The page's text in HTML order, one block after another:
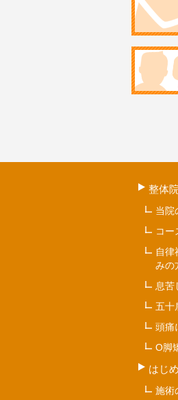
整体
当院
コー
自律
みの
息苦
五十
頭痛
O脚
はじ
施術